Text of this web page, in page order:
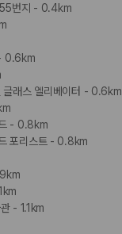
번지 - 0.4km
0.6km
글래스 엘리베이터 - 0.6km
드 - 0.8km
포리스트 - 0.8km
- 1.1km